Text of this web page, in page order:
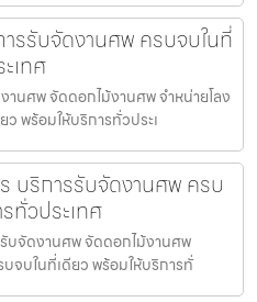
รรับจัดงานศพ ครบจบในที่
เทศ
นศพ จัดดอกไม้งานศพ จำหน่ายโลง
พร้อมให้บริการทั่วประเ
บริการรับจัดงานศพ ครบ
ทั่วประเทศ
รับจัดงานศพ จัดดอกไม้งานศพ
จบในที่เดียว พร้อมให้บริการทั่